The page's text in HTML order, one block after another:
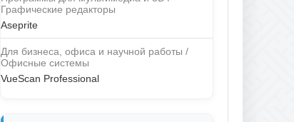
Графические редакторы
Aseprite
Для бизнеса, офиса и научной работы /
Офисные системы
VueScan Professional